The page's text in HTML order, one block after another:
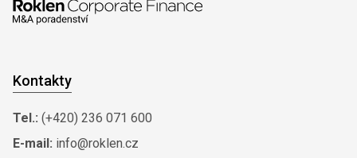
Kontakty
Tel.: (+420) 236 071 600
E-mail: info@roklen.cz